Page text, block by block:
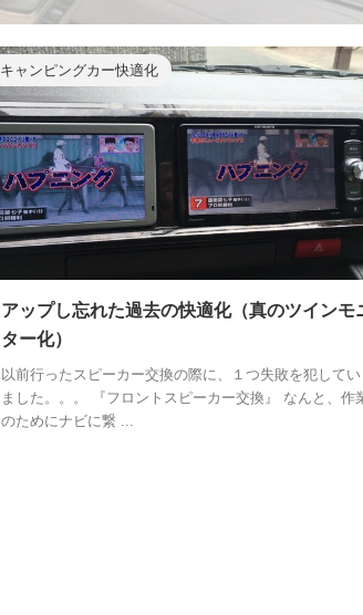
キャンピングカー快適化
アップし忘れた過去の快適化（真のツインモ
ター化）
以前行ったスピーカー交換の際に、１つ失敗を犯してい
ました。。。 『フロントスピーカー交換』 なんと、作
のためにナビに繋 ...